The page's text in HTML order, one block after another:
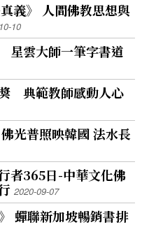
義》 人間佛教思想與
10
星雲大師一筆字書道
典範教師感動人心
光普照映韓國 法水長
者365日-中華文化佛
2020-09-07
蟬聯新加坡暢銷書排